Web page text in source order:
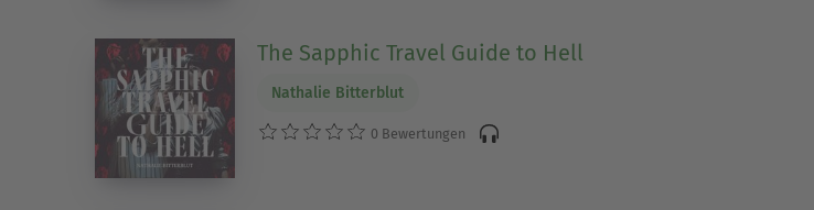
The Sapphic Travel Guide to Hell
Nathalie Bitterblut
0 Bewertungen